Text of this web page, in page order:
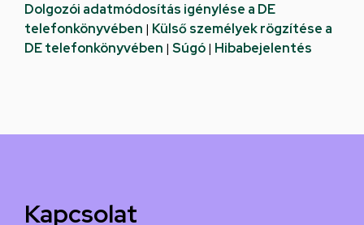
Dolgozói adatmódosítás igénylése a DE
telefonkönyvében | Külső személyek rögzítése a
DE telefonkönyvében | Súgó| Hibabejelentés
Kapcsolat